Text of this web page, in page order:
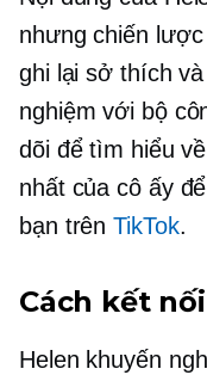
nhưng chiến
ghi lại sở thích
nghiệm với bộ
dõi để tìm hiểu
nhất của cô ấy
bạn trênTikTok.
Cách kết
Helen khuyến